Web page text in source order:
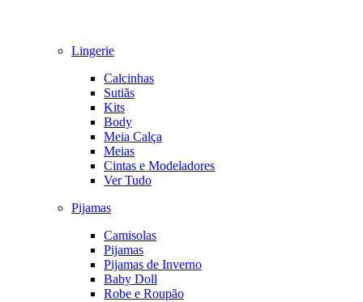
Lingerie
Calcinhas
Sutiãs
Kits
Body
Meia Calça
Meias
Cintas e Modeladores
Ver Tudo
Pijamas
Camisolas
Pijamas
Pijamas de Inverno
Baby Doll
Robe e Roupão